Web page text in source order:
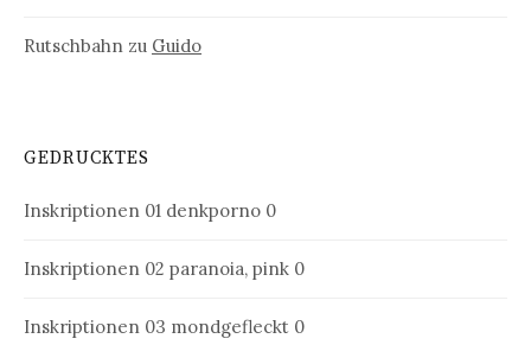
Rutschbahn zu Guido
GEDRUCKTES
Inskriptionen 01 denkporno 0
Inskriptionen 02 paranoia, pink 0
Inskriptionen 03 mondgefleckt 0